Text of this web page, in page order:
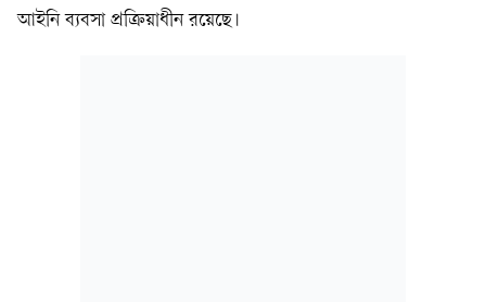
আইনি ব্যবসা প্রক্রিয়াধীন রয়েছে।